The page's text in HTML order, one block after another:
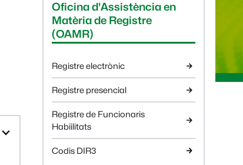
Oficina d'Assistència en
Matèria de Registre
(OAMR)
Registre electrònic
Registre presencial
Registre de Funcionaris
Habiilitats
Codis DIR3